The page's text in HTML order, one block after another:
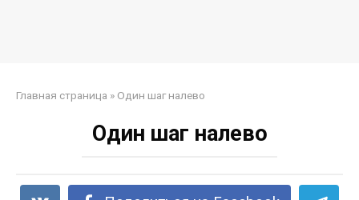
Главная страница » Один шаг налево
Один шаг налево